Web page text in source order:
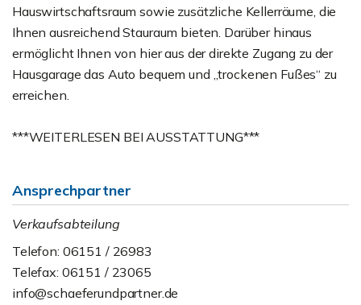
Hauswirtschaftsraum sowie zusätzliche Kellerräume, die
Ihnen ausreichend Stauraum bieten. Darüber hinaus
ermöglicht Ihnen von hier aus der direkte Zugang zu der
Hausgarage das Auto bequem und „trockenen Fußes“ zu
erreichen.
***WEITERLESEN BEI AUSSTATTUNG***
Ansprechpartner
Verkaufsabteilung
Telefon: 06151 / 26983
Telefax: 06151 / 23065
info@schaeferundpartner.de